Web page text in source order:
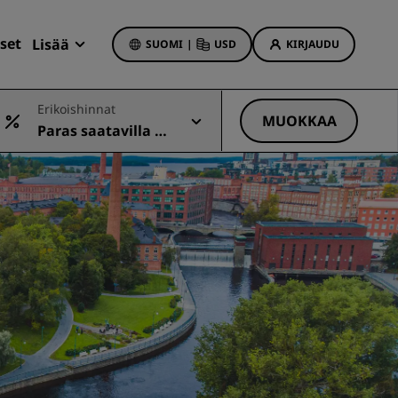
Lisää
Radisson Rewards
Varaukseni
SUOMI | USD KIRJAUDU
Hotellitarjoukset
Tutustu tarjouksiin
Ensimmäisellä kerralla onnistaa
Deals of the Day
Varaa etukäteen
Katso pakettimme
Matkaideoita
Perheystävälliset hotellit
Erikoishinnat
Paras saatavilla ol
eva hinta
MUOKKAA